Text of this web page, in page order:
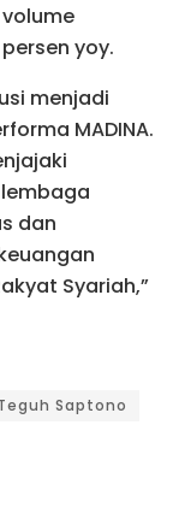
yoy.
menjadi
MADINA.
dan
Syariah,”
Saptono